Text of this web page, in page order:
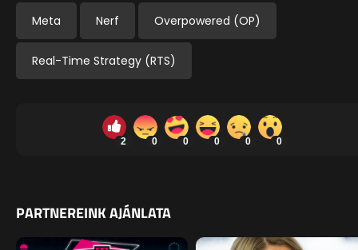
Meta Nerf Overpowered (OP)
Real-Time Strategy (RTS)
2 0 0 0 0 0
PARTNEREINK AJÁNLATA